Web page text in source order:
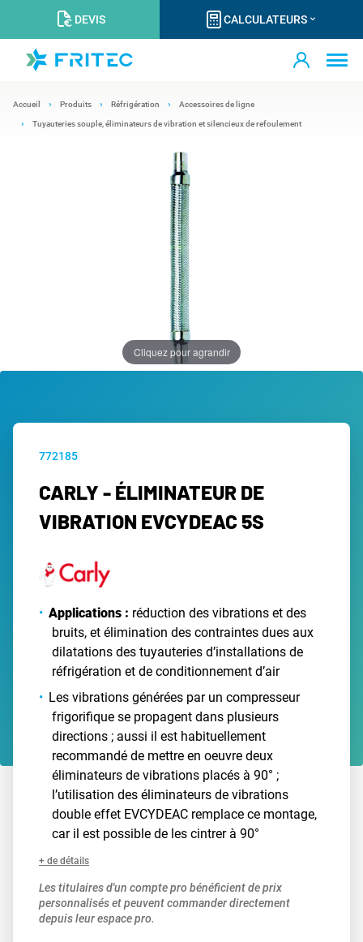
DEVIS CALCULATEURS
Accueil Produits Réfrigération Accessoires de ligne
Tuyauteries souple, éliminateurs de vibration et silencieux de refoulement
Cliquez pour agrandir
772185
CARLY - ÉLIMINATEUR DE
VIBRATION EVCYDEAC 5S
Applications : réduction des vibrations et des
bruits, et élimination des contraintes dues aux
dilatations des tuyauteries d’installations de
réfrigération et de conditionnement d’air
Les vibrations générées par un compresseur
frigorifique se propagent dans plusieurs
directions ; aussi il est habituellement
recommandé de mettre en oeuvre deux
éliminateurs de vibrations placés à 90° ;
l’utilisation des éliminateurs de vibrations
double effet EVCYDEAC remplace ce montage,
car il est possible de les cintrer à 90°
+ de détails
Les titulaires d'un compte pro bénéficient de prix
personnalisés et peuvent commander directement
depuis leur espace pro.